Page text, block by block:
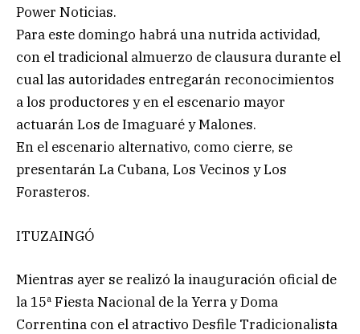
Power Noticias.
Para este domingo habrá una nutrida actividad,
con el tradicional almuerzo de clausura durante el
cual las autoridades entregarán reconocimientos
a los productores y en el escenario mayor
actuarán Los de Imaguaré y Malones.
En el escenario alternativo, como cierre, se
presentarán La Cubana, Los Vecinos y Los
Forasteros.
ITUZAINGÓ
Mientras ayer se realizó la inauguración oficial de
la 15ª Fiesta Nacional de la Yerra y Doma
Correntina con el atractivo Desfile Tradicionalista